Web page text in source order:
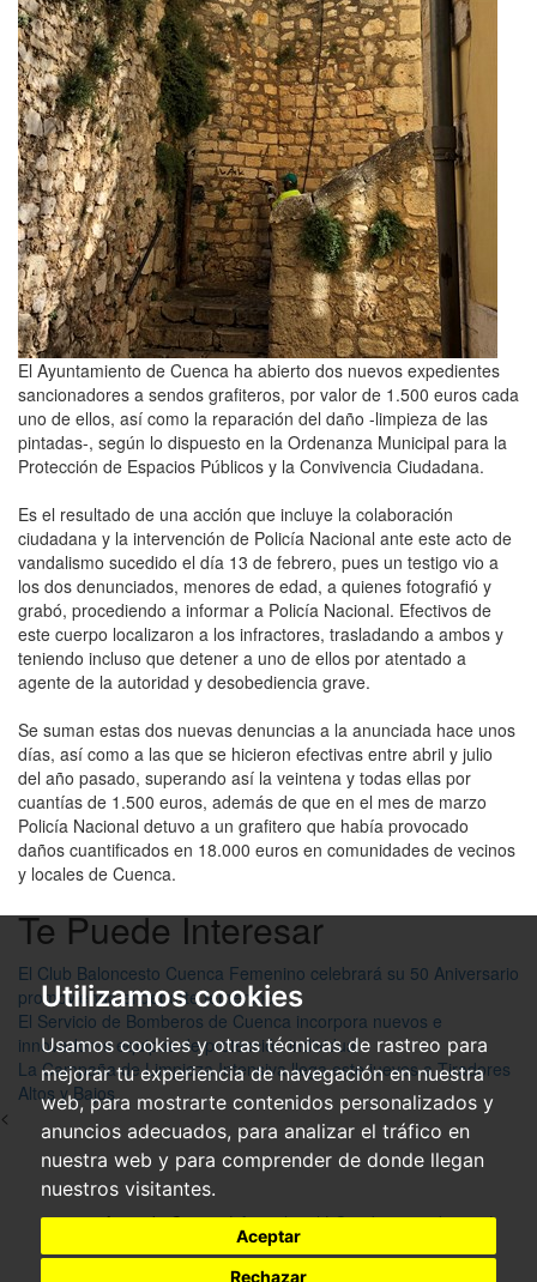
Utilizamos cookies
Usamos cookies y otras técnicas de rastreo para
mejorar tu experiencia de navegación en nuestra
web, para mostrarte contenidos personalizados y
anuncios adecuados, para analizar el tráfico en
nuestra web y para comprender de donde llegan
nuestros visitantes.
Aceptar
Rechazar
El Ayuntamiento de Cuenca ha abierto dos nuevos expedientes
sancionadores a sendos grafiteros, por valor de 1.500 euros cada
uno de ellos, así como la reparación del daño -limpieza de las
pintadas-, según lo dispuesto en la Ordenanza Municipal para la
Protección de Espacios Públicos y la Convivencia Ciudadana.
Es el resultado de una acción que incluye la colaboración
ciudadana y la intervención de Policía Nacional ante este acto de
vandalismo sucedido el día 13 de febrero, pues un testigo vio a
los dos denunciados, menores de edad, a quienes fotografió y
grabó, procediendo a informar a Policía Nacional. Efectivos de
este cuerpo localizaron a los infractores, trasladando a ambos y
teniendo incluso que detener a uno de ellos por atentado a
agente de la autoridad y desobediencia grave.
Se suman estas dos nuevas denuncias a la anunciada hace unos
días, así como a las que se hicieron efectivas entre abril y julio
del año pasado, superando así la veintena y todas ellas por
cuantías de 1.500 euros, además de que en el mes de marzo
Policía Nacional detuvo a un grafitero que había provocado
daños cuantificados en 18.000 euros en comunidades de vecinos
y locales de Cuenca.
Te Puede Interesar
El Club Baloncesto Cuenca Femenino celebrará su 50 Aniversario
promoviendo el deporte femenino
El Servicio de Bomberos de Cuenca incorpora nuevos e
innovadores equipos de protección individual
La Campaña de Limpieza Intensiva llega este jueves a Tiradores
Altos y Bajos
<
© 2026 Ayto. de Cuenca|Aviso legal|Condiciones de uso|
Accesibilidad